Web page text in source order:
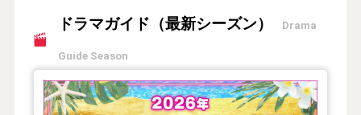
ドラマガイド（最新シーズン） Drama
Guide Season
【2026年夏】TVドラマガイド